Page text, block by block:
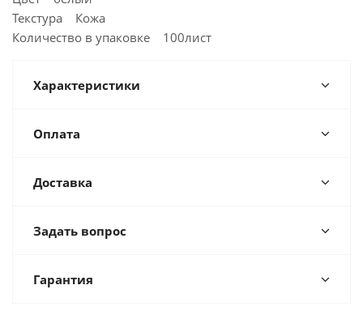
Текстура Кожа
Количество в упаковке 100лист
Характеристики
Оплата
Доставка
Задать вопрос
Гарантия